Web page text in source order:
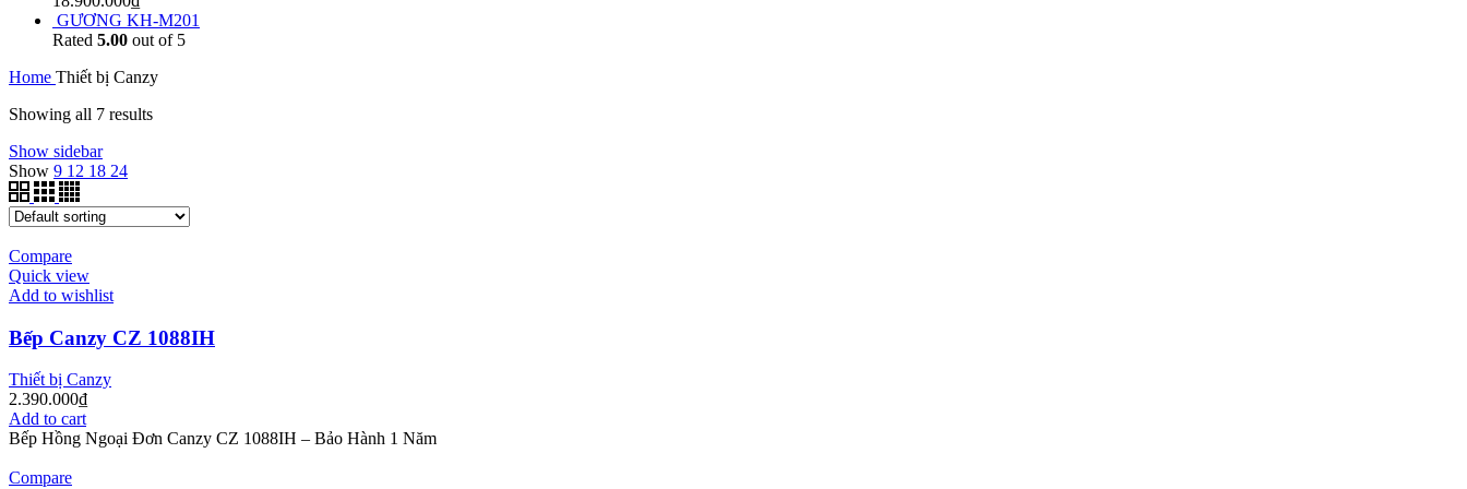
GƯƠNG KH-M201
Rated 5.00 out of 5
Home Thiết bị Canzy
Showing all 7 results
Show sidebar
Show 9 12 18 24
Compare
Quick view
Add to wishlist
Bếp Canzy CZ 1088IH
Thiết bị Canzy
2.390.000₫
Add to cart
Bếp Hồng Ngoại Đơn Canzy CZ 1088IH – Bảo Hành 1 Năm
Compare